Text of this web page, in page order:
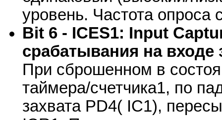
уровень. Частота опроса
Bit 6 - ICES1: Input
срабатывания на входе
При сброшенном в
таймера/счетчика1, по
захвата PD4( IC1),